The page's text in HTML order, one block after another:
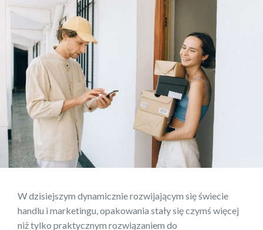
W dzisiejszym dynamicznie rozwijającym się świecie
handlu i marketingu, opakowania stały się czymś więcej
niż tylko praktycznym rozwiązaniem do